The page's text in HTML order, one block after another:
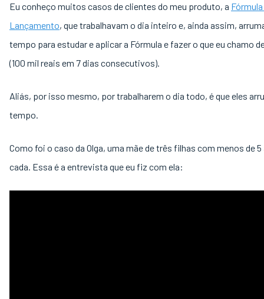
Eu conheço muitos casos de clientes do meu produto, a
Lançamento, que trabalhavam o dia inteiro e, ainda assim,
tempo para estudar e aplicar a Fórmula e fazer o que eu chamo
(100 mil reais em 7 dias consecutivos).
Aliás, por isso mesmo, por trabalharem o dia todo, é que eles
tempo.
Como foi o caso da Olga, uma mãe de três filhas com menos de 5
cada. Essa é a entrevista que eu fiz com ela: